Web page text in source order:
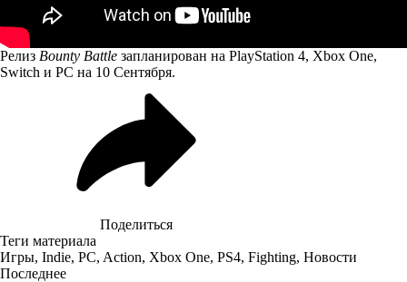
Релиз Bounty Battle запланирован на PlayStation 4, Xbox One,
Switch и PC на 10 Сентября.
Поделиться
Теги материала
Игры, Indie, PC, Action, Xbox One, PS4, Fighting, Новости
Последнее